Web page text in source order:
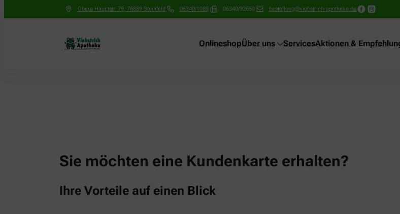
Obere Hauptstr. 79, 76889 Steinfeld 06340/1088 06340/92650 bestellung@viehstrich-apotheke.de
OnlineshopÜber uns ServicesAktionen &
Sie möchten eine Kundenkarte erhalten?
Ihre Vorteile auf einen Blick